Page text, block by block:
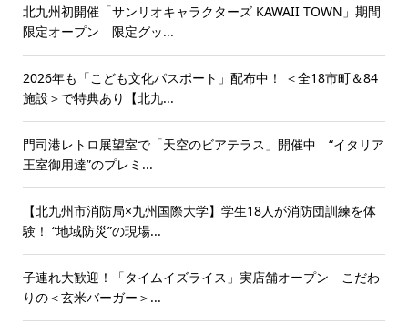
北九州初開催「サンリオキャラクターズ KAWAII TOWN」期間
限定オープン 限定グッ...
2026年も「こども文化パスポート」配布中！ ＜全18市町＆84
施設＞で特典あり【北九...
門司港レトロ展望室で「天空のビアテラス」開催中 “イタリア
王室御用達”のプレミ...
【北九州市消防局×九州国際大学】学生18人が消防団訓練を体
験！ “地域防災”の現場...
子連れ大歓迎！「タイムイズライス」実店舗オープン こだわ
りの＜玄米バーガー＞...